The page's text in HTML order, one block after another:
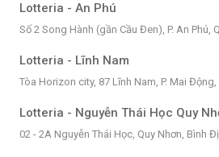
Lotteria - An Phú
Số 2 Song Hành (gần Cầu Đen), P. An Phú,
Lotteria - Lĩnh Nam
Tòa Horizon city, 87 Lĩnh Nam, P. Mai
Lotteria - Nguyễn Thái Học Quy
02 - 2A Nguyễn Thái Học, Quy Nhơn, Bình